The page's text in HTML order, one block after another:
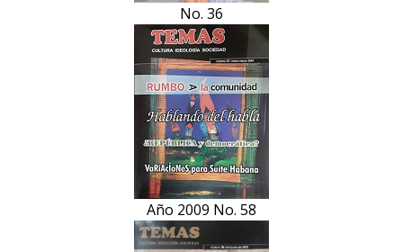
No. 36
Año 2009 No. 58